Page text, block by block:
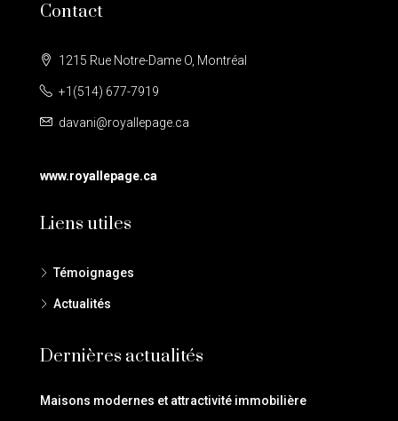
Contact
1215 Rue Notre-Dame O, Montréal
+1(514) 677-7919
davani@royallepage.ca
www.royallepage.ca
Liens utiles
Témoignages
Actualités
Dernières actualités
Maisons modernes et attractivité immobilière